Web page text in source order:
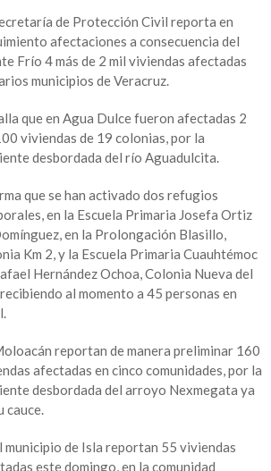
de Protección Civil reporta en
afectaciones a consecuencia del
Frío 4 más de 2 mil viviendas afectadas
municipios de Veracruz.
que en Agua Dulce fueron afectadas 2
viviendas de 19 colonias, por la
desbordada del río Aguadulcita.
que se han activado dos refugios
en la Escuela Primaria Josefa Ortiz
en la Prolongación Blasillo,
Km 2, y la Escuela Primaria Cuauhtémoc
Hernández Ochoa, Colonia Nueva del
al momento a 45 personas en
reportan de manera preliminar 160
afectadas en cinco comunidades, por la
desbordada del arroyo Nexmegata ya
cauce.
municipio de Isla reportan 55 viviendas
este domingo, en la comunidad